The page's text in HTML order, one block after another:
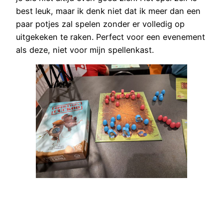
best leuk, maar ik denk niet dat ik meer dan een
paar potjes zal spelen zonder er volledig op
uitgekeken te raken. Perfect voor een evenement
als deze, niet voor mijn spellenkast.